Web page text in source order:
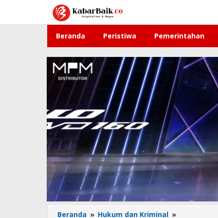
konten
Beranda
Peristiwa Pemerintahan
Beranda » Hukum dan Kriminal »